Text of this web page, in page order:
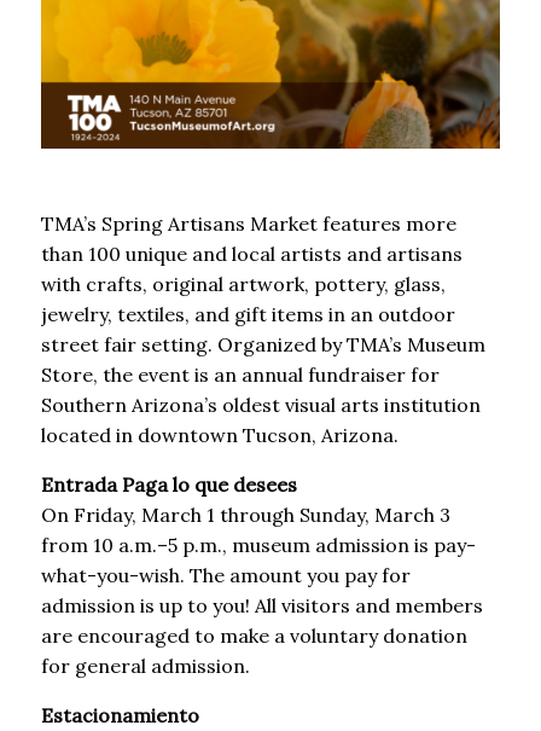
TMA’s Spring Artisans Market features more
than 100 unique and local artists and artisans
with crafts, original artwork, pottery, glass,
jewelry, textiles, and gift items in an outdoor
street fair setting. Organized by TMA’s Museum
Store, the event is an annual fundraiser for
Southern Arizona’s oldest visual arts institution
located in downtown Tucson, Arizona.
Entrada Paga lo que desees
On Friday, March 1 through Sunday, March 3
from 10 a.m.–5 p.m., museum admission is pay-
what-you-wish. The amount you pay for
admission is up to you! All visitors and members
are encouraged to make a voluntary donation
for general admission.
Estacionamiento